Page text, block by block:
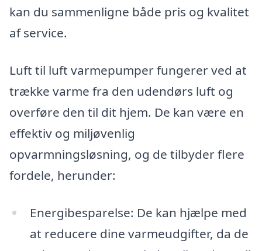
kan du sammenligne både pris og kvalitet
af service.
Luft til luft varmepumper fungerer ved at
trække varme fra den udendørs luft og
overføre den til dit hjem. De kan være en
effektiv og miljøvenlig
opvarmningsløsning, og de tilbyder flere
fordele, herunder:
Energibesparelse: De kan hjælpe med
at reducere dine varmeudgifter, da de